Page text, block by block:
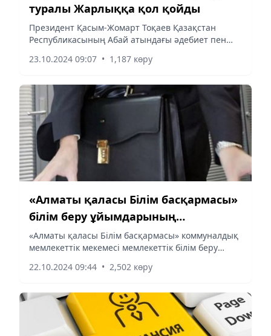
туралы Жарлыққа қол қойды
Президент Қасым-Жомарт Тоқаев Қазақстан
Республикасының Абай атындағы әдебиет пен
сыйлығын беру туралы Жарлыққа қол қойды, деп
23.10.2024 09:07 • 1,187 көру
«Алматы қаласы Білім басқармасы»
білім беру ұйымдарының
басшыларының бос лауазымдық
орындарына конкурс жариялайды
«Алматы қаласы Білім басқармасы» коммуналдық
мемлекеттік мекемесі мемлекеттік білім беру
басшыларының бос лауазымдық орындарына
22.10.2024 09:44 • 2,502 көру